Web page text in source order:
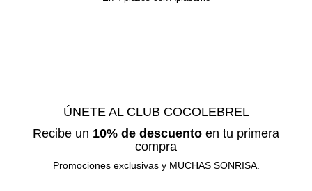
ÚNETE AL CLUB COCOLEBREL
Recibe un 10% de descuento en tu primera
compra
Promociones exclusivas y MUCHAS SONRISA.